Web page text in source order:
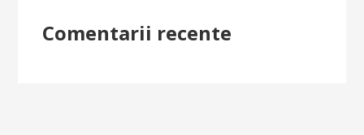
Comentarii recente